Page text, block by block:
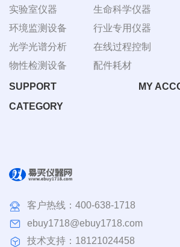
实验室仪器
环境监测设备
光学光谱分析
物性检测设备
生命科学仪器
行业专用仪器
在线过程控制
配件耗材
SUPPORT
MY
CATEGORY
客户热线： 400-638-1718
ebuy1718@ebuy1718.com
技术支持：18121024458